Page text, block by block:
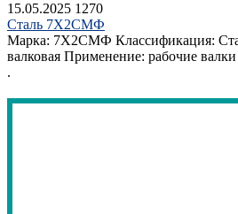
15.05.2025 1270
Сталь 7Х2СМФ
Марка: 7Х2СМФ Классификация:
валковая Применение: рабочие валки
.